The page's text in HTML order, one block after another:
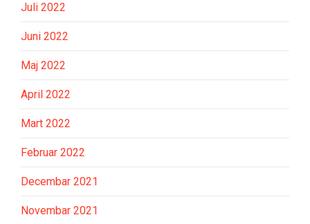
Juli 2022
Juni 2022
Maj 2022
April 2022
Mart 2022
Februar 2022
Decembar 2021
Novembar 2021